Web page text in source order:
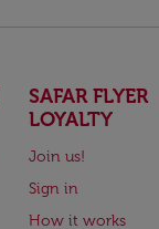
SAFAR FLYER
LOYALTY
Join us!
Sign in
How it works